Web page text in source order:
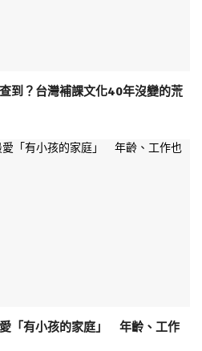
到？台灣補課文化40年沒變的荒
「有小孩的家庭」 年齡、工作